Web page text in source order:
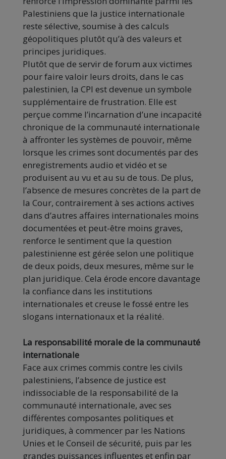
Palestiniens que la justice internationale
reste sélective, soumise à des calculs
géopolitiques plutôt qu’à des valeurs et
principes juridiques.
Plutôt que de servir de forum aux victimes
pour faire valoir leurs droits, dans le cas
palestinien, la CPI est devenue un symbole
supplémentaire de frustration. Elle est
perçue comme l’incarnation d’une incapacité
chronique de la communauté internationale
à affronter les systèmes de pouvoir, même
lorsque les crimes sont documentés par des
enregistrements audio et vidéo et se
produisent au vu et au su de tous. De plus,
l’absence de mesures concrètes de la part de
la Cour, contrairement à ses actions actives
dans d’autres affaires internationales moins
documentées et peut-être moins graves,
renforce le sentiment que la question
palestinienne est gérée selon une politique
de deux poids, deux mesures, même sur le
plan juridique. Cela érode encore davantage
la confiance dans les institutions
internationales et creuse le fossé entre les
slogans internationaux et la réalité.
La responsabilité morale de la communauté
internationale
Face aux crimes commis contre les civils
palestiniens, l’absence de justice est
indissociable de la responsabilité de la
communauté internationale, avec ses
différentes composantes politiques et
juridiques, à commencer par les Nations
Unies et le Conseil de sécurité, puis par les
grandes puissances influentes et enfin par